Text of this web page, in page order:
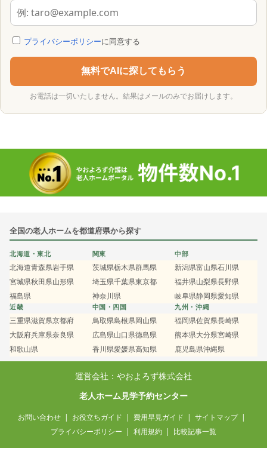
プライバシーポリシーに同意する
無料でAIに探してもらう
お電話は一切いたしません。結果はメールのみでお届けします。
全国の老人ホームを都道府県から探す
北海道・東北
北海道青森県岩手県
宮城県秋田県山形県
福島県
関東
茨城県栃木県群馬県
埼玉県千葉県東京都
神奈川県
中部
新潟県富山県石川県
福井県山梨県長野県
岐阜県静岡県愛知県
近畿
三重県滋賀県京都府
大阪府兵庫県奈良県
和歌山県
中国・四国
鳥取県島根県岡山県
広島県山口県徳島県
香川県愛媛県高知県
九州・沖縄
福岡県佐賀県長崎県
熊本県大分県宮崎県
鹿児島県沖縄県
運営会社：やおよろず株式会社
老人ホーム見学予約センター
お問い合わせ お役立ちガイド 費用早見ガイド
サイトマップ
プライバシーポリシー
利用規約 比較記事一覧